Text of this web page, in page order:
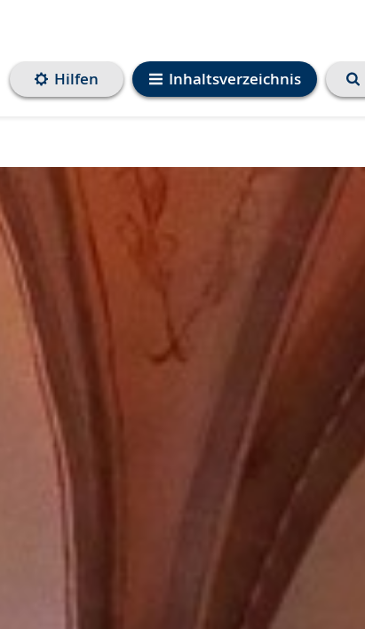
Inhaltsverzeichnis
Hilfen